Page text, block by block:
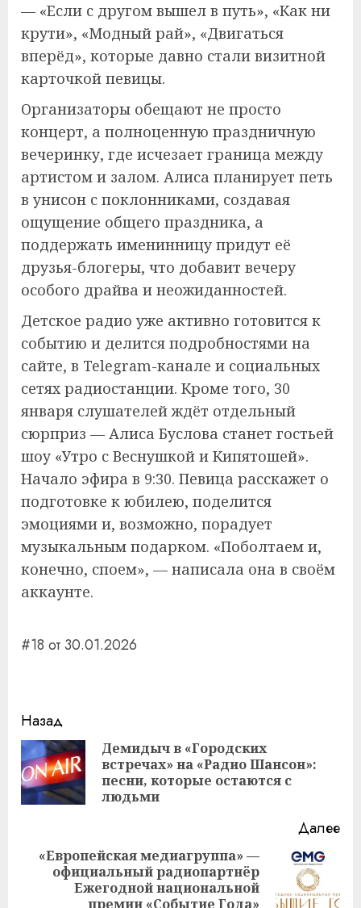
— «Если с другом вышел в путь», «Как ни
крути», «Модный рай», «Двигаться
вперёд», которые давно стали визитной
карточкой певицы.
Организаторы обещают не просто
концерт, а полноценную праздничную
вечеринку, где исчезает граница между
артистом и залом. Алиса планирует петь
в унисон с поклонниками, создавая
ощущение общего праздника, а
поддержать именинницу придут её
друзья-блогеры, что добавит вечеру
особого драйва и неожиданностей.
Детское радио уже активно готовится к
событию и делится подробностями на
сайте, в Telegram-канале и социальных
сетях радиостанции. Кроме того, 30
января слушателей ждёт отдельный
сюрприз — Алиса Буслова станет гостьей
шоу «Утро с Веснушкой и Кипятошей».
Начало эфира в 9:30. Певица расскажет о
подготовке к юбилею, поделится
эмоциями и, возможно, порадует
музыкальным подарком. «Поболтаем и,
конечно, споем», — написала она в своём
аккаунте.
#18 от 30.01.2026
Навигация
записи
Назад
Демидыч в «Городских
встречах» на «Радио Шансон»:
песни, которые остаются с
людьми
Далее
Следующая
«Европейская медиагруппа» —
официальный радиопартнёр
Ежегодной национальной
премии «Событие Года»